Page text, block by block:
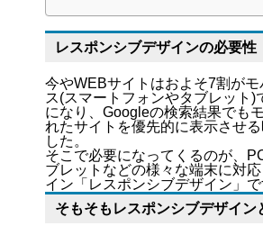
レスポンシブデザインの必要性
今やWEBサイトはおよそ7割がモ
ス(スマートフォンやタブレット)
になり、Googleの検索結果でも
れたサイトを優先的に表示させる
した。
そこで必要になってくるのが、
ブレットなどの様々な端末に対
イン「レスポンシブデザイン」で
そもそもレスポンシブデザイン